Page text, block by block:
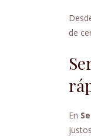
de
En